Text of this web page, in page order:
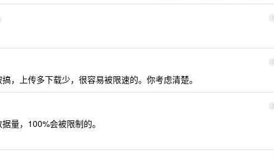
1
2
，上传多下载少，很容易被限速的。你考虑清楚。
3
量，100%会被限制的。